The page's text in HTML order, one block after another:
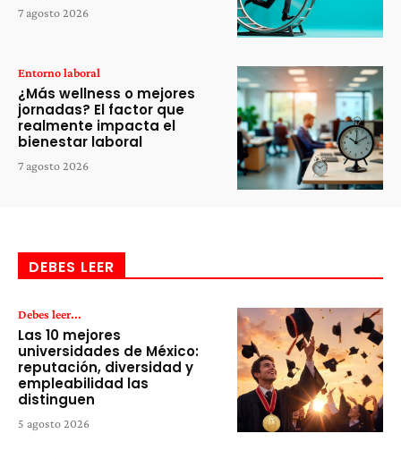
7 agosto 2026
Entorno laboral
¿Más wellness o mejores
jornadas? El factor que
realmente impacta el
bienestar laboral
7 agosto 2026
DEBES LEER
Debes leer...
Las 10 mejores
universidades de México:
reputación, diversidad y
empleabilidad las
distinguen
5 agosto 2026